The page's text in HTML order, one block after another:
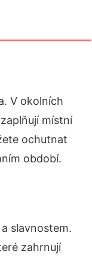
V okolních
místní
ochutnat
období.
slavnostem.
zahrnují